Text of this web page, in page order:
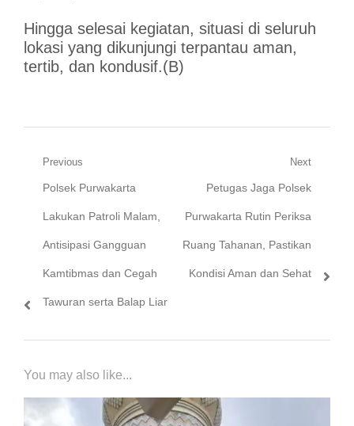
Hingga selesai kegiatan, situasi di seluruh
lokasi yang dikunjungi terpantau aman,
tertib, dan kondusif.(B)
Navigasi
pos
Previous
Previous
post:
Polsek Purwakarta
Lakukan Patroli Malam,
Antisipasi Gangguan
Kamtibmas dan Cegah
Tawuran serta Balap Liar
Next
Next
post:
Petugas Jaga Polsek
Purwakarta Rutin Periksa
Ruang Tahanan, Pastikan
Kondisi Aman dan Sehat
You may also like...